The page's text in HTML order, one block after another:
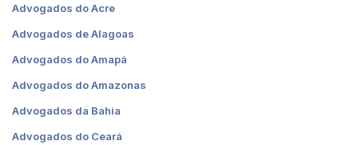
Advogados do Acre
Advogados de Alagoas
Advogados do Amapá
Advogados do Amazonas
Advogados da Bahia
Advogados do Ceará